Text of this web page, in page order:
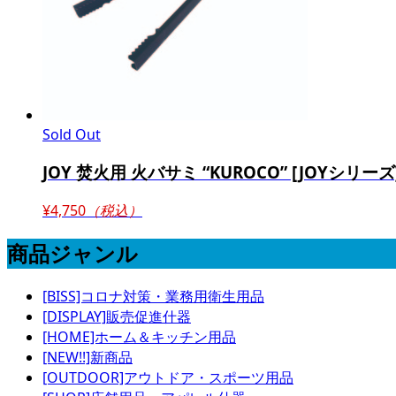
Sold Out
JOY 焚火用 火バサミ “KUROCO” [JOYシリー
¥4,750 （税込）
商品ジャンル
[BISS]コロナ対策・業務用衛生用品
[DISPLAY]販売促進什器
[HOME]ホーム＆キッチン用品
[NEW!!]新商品
[OUTDOOR]アウトドア・スポーツ用品